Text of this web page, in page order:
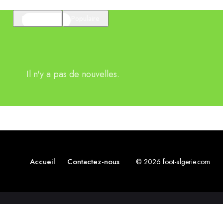
Il n'y a pas de nouvelles.
Accueil Contactez-nous © 2026 foot-algerie.com